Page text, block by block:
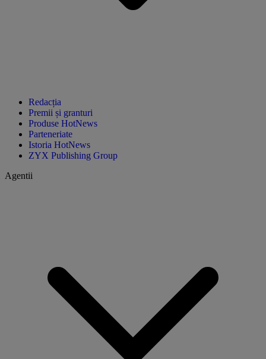
Redacția
Premii și granturi
Produse HotNews
Parteneriate
Istoria HotNews
ZYX Publishing Group
Agentii